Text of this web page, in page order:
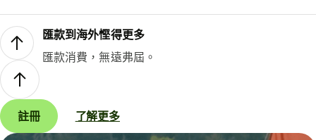
匯款到海外慳得更多
匯款消費，無遠弗屆。
註冊 了解更多